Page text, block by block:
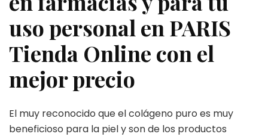
uso personal en PARIS
Tienda Online con el
mejor precio
El muy reconocido que el colágeno puro es muy
beneficioso para la piel y son de los productos